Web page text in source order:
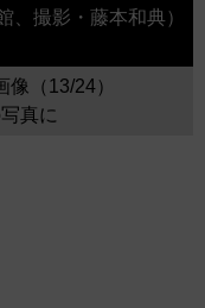
、撮影・藤本和典）
（13/24）
真に